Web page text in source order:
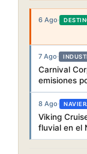
6 Ago·
7 Ago·
Carnival
emisiones
8 Ago·
Viking
fluvial en el